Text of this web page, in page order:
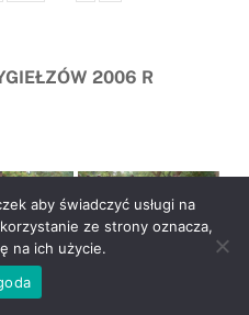
2006 R
aby świadczyć usługi na
ze strony oznacza,
na ich użycie.